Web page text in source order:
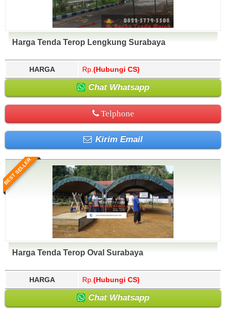
Harga Tenda Terop Lengkung Surabaya
HARGA Rp. (Hubungi CS)
Chat Whatsapp
Telphone
Kirim Email
BEST SELLER
Harga Tenda Terop Oval Surabaya
HARGA Rp. (Hubungi CS)
Chat Whatsapp